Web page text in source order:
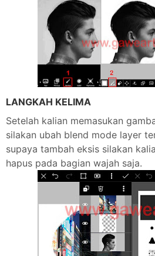
LANGKAH KELIMA
Setelah kalian memasukan
silakan ubah blend mode layer
supaya tambah eksis silakan
hapus pada bagian wajah saja.